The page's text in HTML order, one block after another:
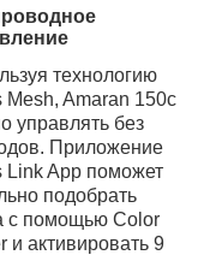
технологию
Mesh, Amaran 150c
управлять без
Приложение
Link App поможет
подобрать
с помощью Color
и активировать 9